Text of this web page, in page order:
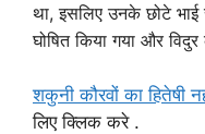
था, इसलिए उनके छोटे भाई
घोषित किया गया और विदुर
शकुनी कौरवों का हितेषी
लिए क्लिक करे .